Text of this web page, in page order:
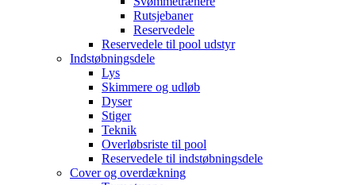
Rutsjebaner
Reservedele
Reservedele til pool udstyr
Indstøbningsdele
Lys
Skimmere og udløb
Dyser
Stiger
Teknik
Overløbsriste til pool
Reservedele til indstøbningsdele
Cover og overdækning